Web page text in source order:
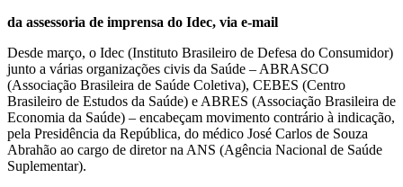
da assessoria de imprensa do Idec, via e-mail
Desde março, o Idec (Instituto Brasileiro de Defesa do Consumidor)
junto a várias organizações civis da Saúde – ABRASCO
(Associação Brasileira de Saúde Coletiva), CEBES (Centro
Brasileiro de Estudos da Saúde) e ABRES (Associação Brasileira de
Economia da Saúde) – encabeçam movimento contrário à indicação,
pela Presidência da República, do médico José Carlos de Souza
Abrahão ao cargo de diretor na ANS (Agência Nacional de Saúde
Suplementar).